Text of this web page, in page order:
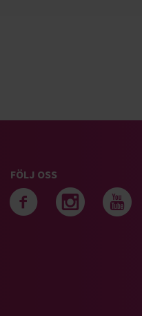
FÖLJ OSS
Följ oss
Följ